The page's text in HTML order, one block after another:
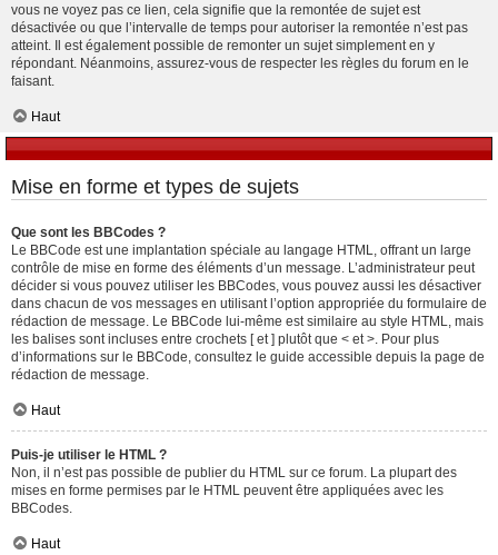
vous ne voyez pas ce lien, cela signifie que la remontée de sujet est
désactivée ou que l’intervalle de temps pour autoriser la remontée n’est pas
atteint. Il est également possible de remonter un sujet simplement en y
répondant. Néanmoins, assurez-vous de respecter les règles du forum en le
faisant.
Haut
Mise en forme et types de sujets
Que sont les BBCodes ?
Le BBCode est une implantation spéciale au langage HTML, offrant un large
contrôle de mise en forme des éléments d’un message. L’administrateur peut
décider si vous pouvez utiliser les BBCodes, vous pouvez aussi les désactiver
dans chacun de vos messages en utilisant l’option appropriée du formulaire de
rédaction de message. Le BBCode lui-même est similaire au style HTML, mais
les balises sont incluses entre crochets [ et ] plutôt que < et >. Pour plus
d’informations sur le BBCode, consultez le guide accessible depuis la page de
rédaction de message.
Haut
Puis-je utiliser le HTML ?
Non, il n’est pas possible de publier du HTML sur ce forum. La plupart des
mises en forme permises par le HTML peuvent être appliquées avec les
BBCodes.
Haut